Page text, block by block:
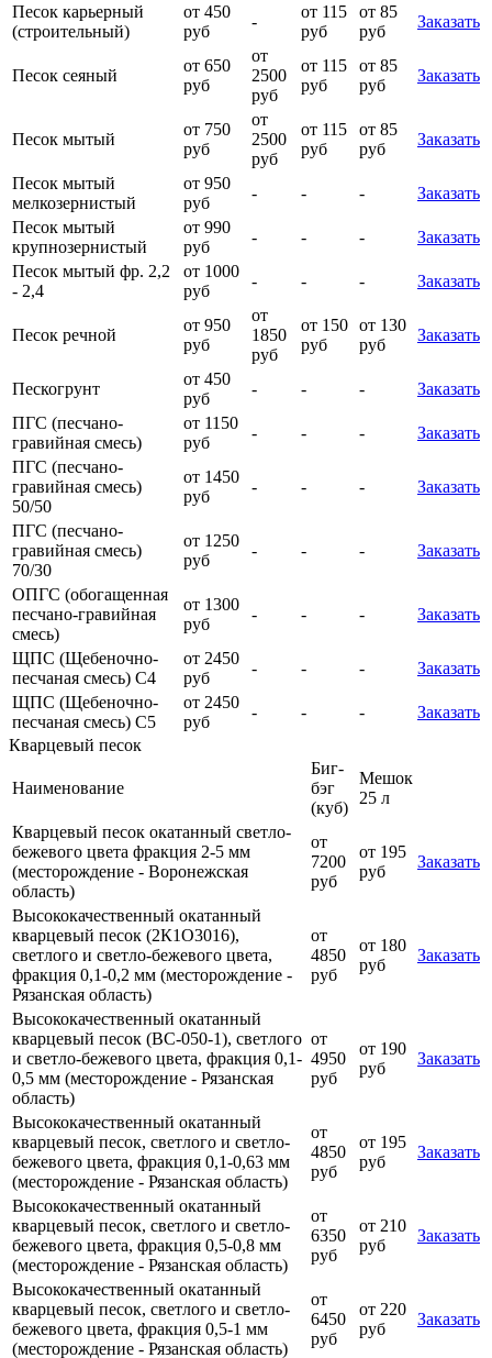
Песок карьерный
(строительный)
от 450
руб
-
от 115
руб
от 85
руб
Заказать
Песок сеяный
от 650
руб
от
2500
руб
от 115
руб
от 85
руб
Заказать
Песок мытый
от 750
руб
от
2500
руб
от 115
руб
от 85
руб
Заказать
Песок мытый
мелкозернистый
от 950
руб
- - -
Заказать
Песок мытый
крупнозернистый
от 990
руб
- - -
Заказать
Песок мытый фр. 2,2
- 2,4
от 1000
руб
- - - Заказать
Песок речной
от 950
руб
от
1850
руб
от 150
руб
от 130
руб
Заказать
Пескогрунт
от 450
руб
- - -
Заказать
ПГС (песчано-
гравийная смесь)
от 1150
руб
- - -
Заказать
ПГС (песчано-
гравийная смесь)
50/50
от 1450
руб
- - - Заказать
ПГС (песчано-
гравийная смесь)
70/30
от 1250
руб
- - - Заказать
ОПГС (обогащенная
песчано-гравийная
смесь)
от 1300
руб
- - - Заказать
ЩПС (Щебеночно-
песчаная смесь) С4
от 2450
руб
- - -
Заказать
ЩПС (Щебеночно-
песчаная смесь) С5
от 2450
руб
- - -
Заказать
Кварцевый песок
Наименование
Биг-
бэг
(куб)
Мешок
25 л
Кварцевый песок окатанный светло-
бежевого цвета фракция 2-5 мм
(месторождение - Воронежская
область)
от
7200
руб
от 195
руб
Заказать
Высококачественный окатанный
кварцевый песок (2К1О3016),
светлого и светло-бежевого цвета,
фракция 0,1-0,2 мм (месторождение -
Рязанская область)
от
4850
руб
от 180
руб
Заказать
Высококачественный окатанный
кварцевый песок (ВС-050-1), светлого
и светло-бежевого цвета, фракция 0,1-
0,5 мм (месторождение - Рязанская
область)
от
4950
руб
от 190
руб
Заказать
Высококачественный окатанный
кварцевый песок, светлого и светло-
бежевого цвета, фракция 0,1-0,63 мм
(месторождение - Рязанская область)
от
4850
руб
от 195
руб
Заказать
Высококачественный окатанный
кварцевый песок, светлого и светло-
бежевого цвета, фракция 0,5-0,8 мм
(месторождение - Рязанская область)
от
6350
руб
от 210
руб
Заказать
Высококачественный окатанный
кварцевый песок, светлого и светло-
бежевого цвета, фракция 0,5-1 мм
(месторождение - Рязанская область)
от
6450
руб
от 220
руб
Заказать